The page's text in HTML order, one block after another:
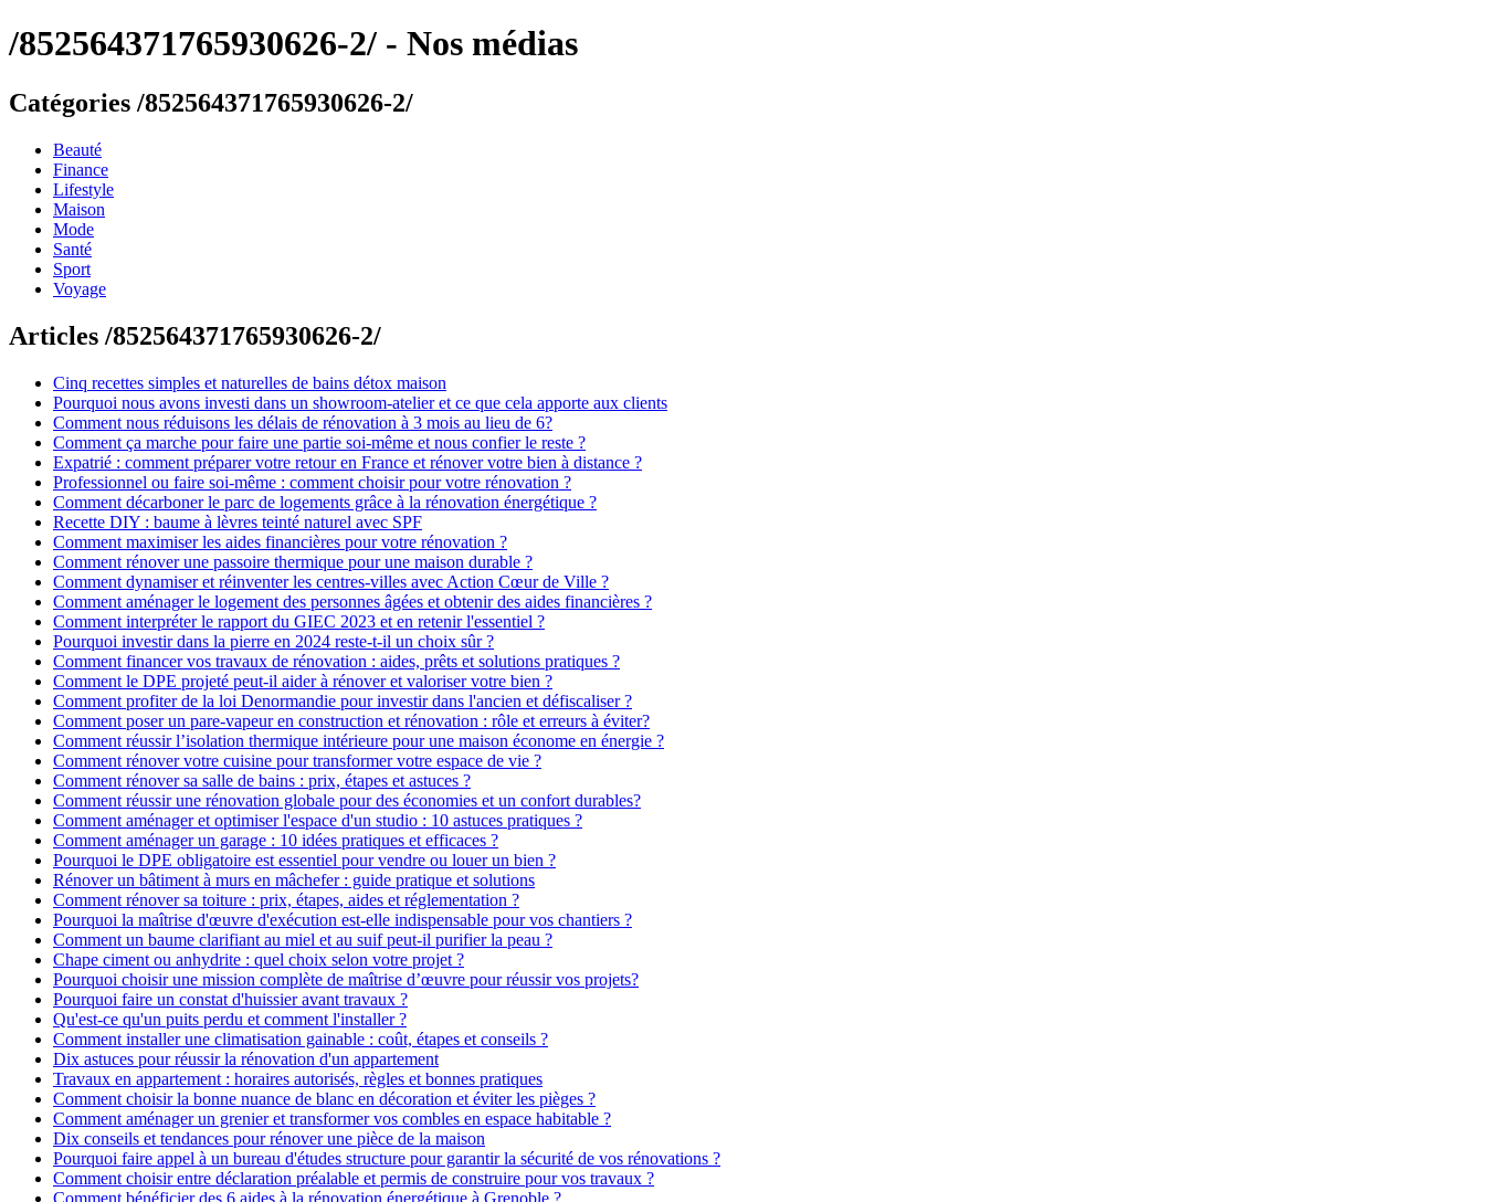
/852564371765930626-2/ - Nos médias
Catégories /852564371765930626-2/
Beauté
Finance
Lifestyle
Maison
Mode
Santé
Sport
Voyage
Articles /852564371765930626-2/
Cinq recettes simples et naturelles de bains détox maison
Pourquoi nous avons investi dans un showroom-atelier et ce que cela apporte aux clients
Comment nous réduisons les délais de rénovation à 3 mois au lieu de 6?
Comment ça marche pour faire une partie soi-même et nous confier le reste ?
Expatrié : comment préparer votre retour en France et rénover votre bien à distance ?
Professionnel ou faire soi-même : comment choisir pour votre rénovation ?
Comment décarboner le parc de logements grâce à la rénovation énergétique ?
Recette DIY : baume à lèvres teinté naturel avec SPF
Comment maximiser les aides financières pour votre rénovation ?
Comment rénover une passoire thermique pour une maison durable ?
Comment dynamiser et réinventer les centres-villes avec Action Cœur de Ville ?
Comment aménager le logement des personnes âgées et obtenir des aides financières ?
Comment interpréter le rapport du GIEC 2023 et en retenir l'essentiel ?
Pourquoi investir dans la pierre en 2024 reste-t-il un choix sûr ?
Comment financer vos travaux de rénovation : aides, prêts et solutions pratiques ?
Comment le DPE projeté peut-il aider à rénover et valoriser votre bien ?
Comment profiter de la loi Denormandie pour investir dans l'ancien et défiscaliser ?
Comment poser un pare-vapeur en construction et rénovation : rôle et erreurs à éviter?
Comment réussir l’isolation thermique intérieure pour une maison économe en énergie ?
Comment rénover votre cuisine pour transformer votre espace de vie ?
Comment rénover sa salle de bains : prix, étapes et astuces ?
Comment réussir une rénovation globale pour des économies et un confort durables?
Comment aménager et optimiser l'espace d'un studio : 10 astuces pratiques ?
Comment aménager un garage : 10 idées pratiques et efficaces ?
Pourquoi le DPE obligatoire est essentiel pour vendre ou louer un bien ?
Rénover un bâtiment à murs en mâchefer : guide pratique et solutions
Comment rénover sa toiture : prix, étapes, aides et réglementation ?
Pourquoi la maîtrise d'œuvre d'exécution est-elle indispensable pour vos chantiers ?
Comment un baume clarifiant au miel et au suif peut-il purifier la peau ?
Chape ciment ou anhydrite : quel choix selon votre projet ?
Pourquoi choisir une mission complète de maîtrise d’œuvre pour réussir vos projets?
Pourquoi faire un constat d'huissier avant travaux ?
Qu'est-ce qu'un puits perdu et comment l'installer ?
Comment installer une climatisation gainable : coût, étapes et conseils ?
Dix astuces pour réussir la rénovation d'un appartement
Travaux en appartement : horaires autorisés, règles et bonnes pratiques
Comment choisir la bonne nuance de blanc en décoration et éviter les pièges ?
Comment aménager un grenier et transformer vos combles en espace habitable ?
Dix conseils et tendances pour rénover une pièce de la maison
Pourquoi faire appel à un bureau d'études structure pour garantir la sécurité de vos rénovations ?
Comment choisir entre déclaration préalable et permis de construire pour vos travaux ?
Comment bénéficier des 6 aides à la rénovation énergétique à Grenoble ?